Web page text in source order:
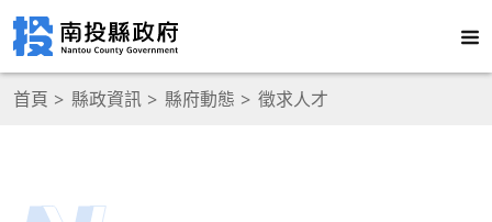
首頁 縣政資訊 縣府動態 徵求人才